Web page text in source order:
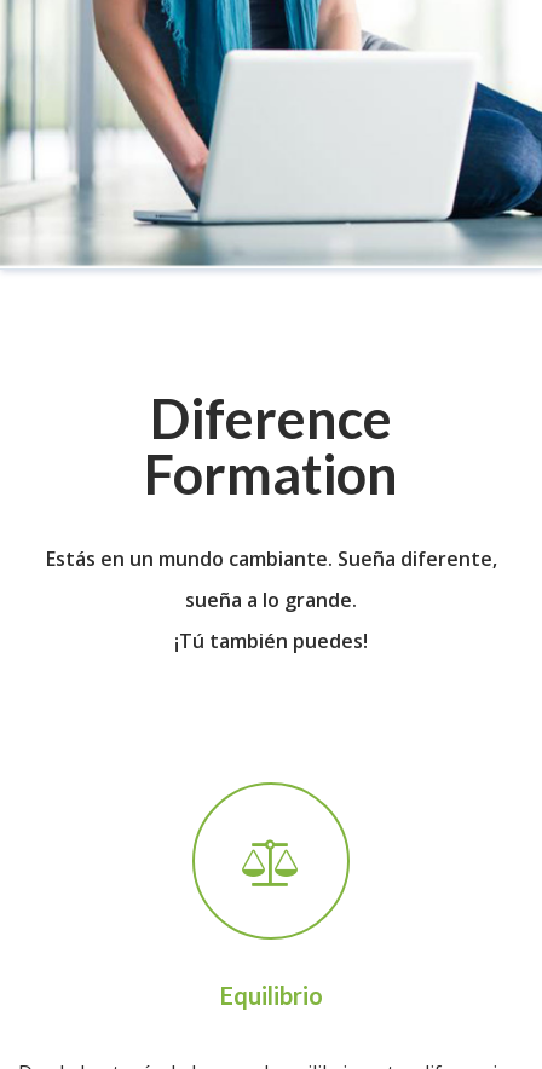
Diference
Formation
Estás en un mundo cambiante. Sueña diferente,
sueña a lo grande.
¡Tú también puedes!
Equilibrio